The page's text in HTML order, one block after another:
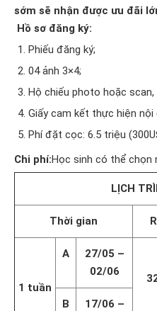
sớm sẽ nhận được ưu đãi
Hồ sơ đăng ký:
Phiếu đăng ký;
04 ảnh 3×4;
Hộ chiếu photo hoặc
Giấy cam kết thực hiện nội
Phí đặt cọc: 6.5 triệu
Chi phí:Học sinh có thể chọn
LỊCH
Thời gian
1 tuần
A
27/05 –
02/06
B
17/06 –